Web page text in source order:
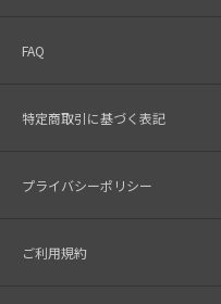
FAQ
特定商取引に基づく表記
プライバシーポリシー
ご利用規約